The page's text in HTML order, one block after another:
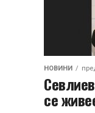
НОВИНИ
се